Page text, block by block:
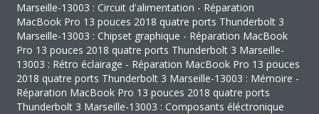
Marseille-13003 : Circuit d'alimentation - Réparation
MacBook Pro 13 pouces 2018 quatre ports Thunderbolt 3
Marseille-13003 : Chipset graphique - Réparation MacBook
Pro 13 pouces 2018 quatre ports Thunderbolt 3 Marseille-
13003 : Rétro éclairage - Réparation MacBook Pro 13 pouces
2018 quatre ports Thunderbolt 3 Marseille-13003 : Mémoire -
Réparation MacBook Pro 13 pouces 2018 quatre ports
Thunderbolt 3 Marseille-13003 : Composants éléctronique